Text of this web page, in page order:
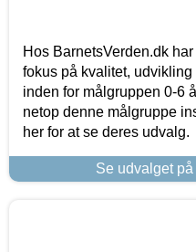
Hos BarnetsVerden.dk
fokus på kvalitet,
inden for målgruppen 0-6
netop denne målgruppe
her for at se deres udvalg.
Se udvalget